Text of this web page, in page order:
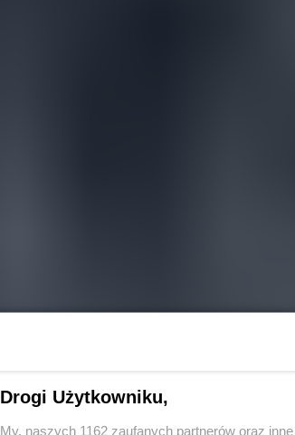
Drogi Użytkowniku,
My, naszych 1162 zaufanych partnerów oraz